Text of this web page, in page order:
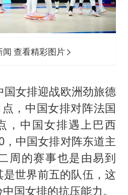
查看精彩图片
国女排迎战欧洲劲旅德
，中国女排对阵法国
，中国女排遇上巴西
，中国女排对阵东道主
周的赛事也是由易到
世界前五的队伍，这
国女排的抗压能力。